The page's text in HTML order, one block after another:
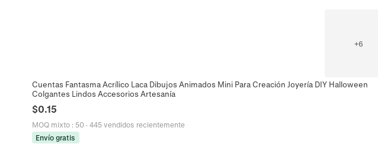
+6
Cuentas Fantasma Acrílico Laca Dibujos Animados Mini Para Creación Joyería DIY Halloween
Colgantes Lindos Accesorios Artesanía
$0.15
MOQ mixto: 50 · 445 vendidos recientemente
Envío gratis